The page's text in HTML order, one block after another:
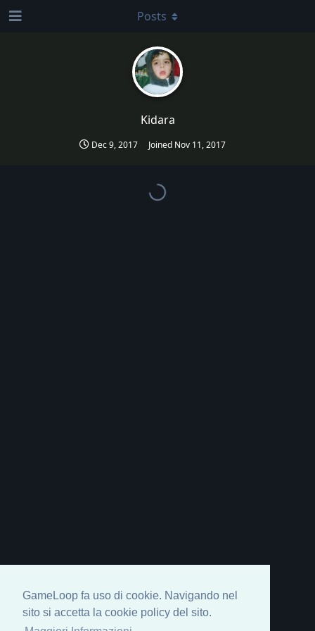
GameLoop fa uso di cookie. Navigando nel
sito si accetta la cookie policy del sito.
Kidara
Dec 9, 2017 Joined Nov 11, 2017
Posts